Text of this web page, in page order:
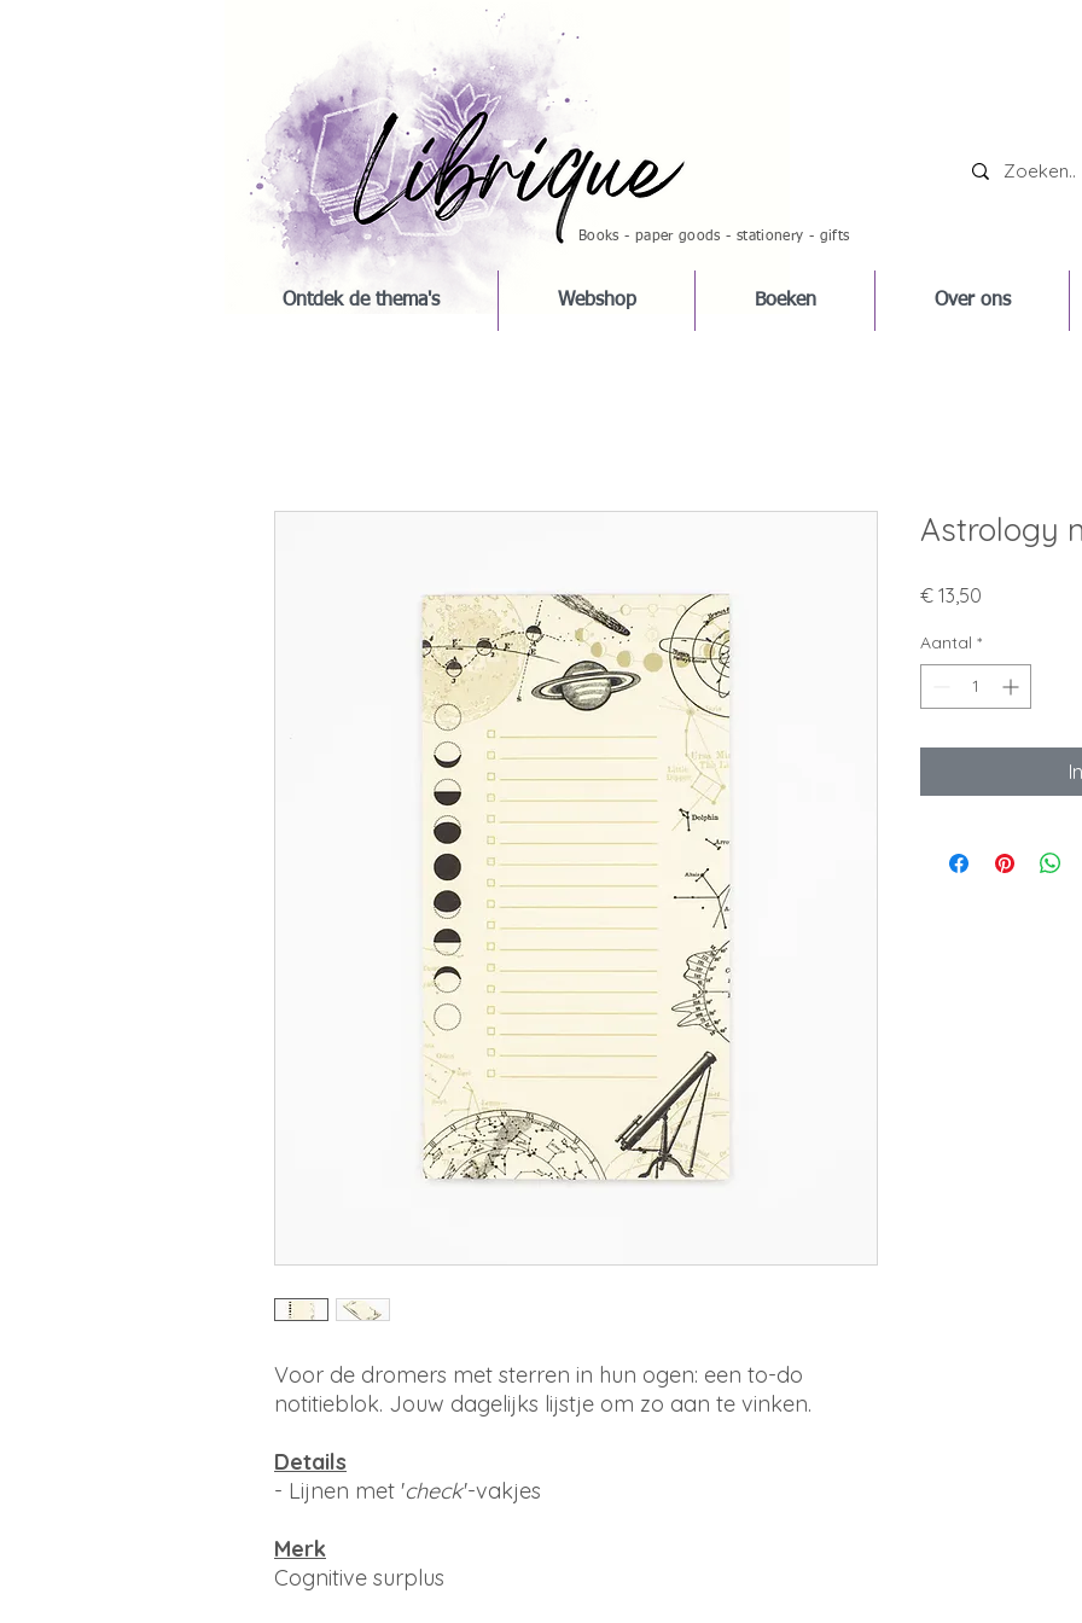
Ontdek de thema's Webshop Boeken Over ons
Books - paper goods - stationery - gifts
Voor de dromers met sterren in hun ogen: een to-do
notitieblok. Jouw dagelijks lijstje om zo aan te vinken.
Details
- Lijnen met 'check'-vakjes
Merk
Cognitive surplus
Astrology
€ 13,50
Aantal *